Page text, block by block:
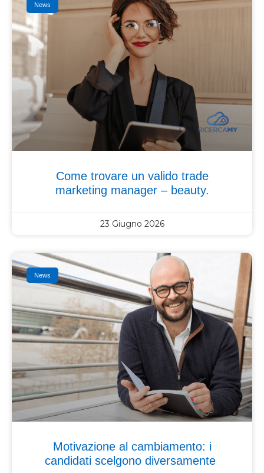
News
Come trovare un valido trade
marketing manager – beauty.
23 Giugno 2026
News
Motivazione al cambiamento: i
candidati scelgono diversamente